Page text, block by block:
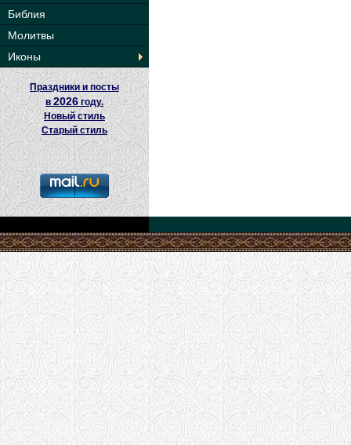
Библия
Молитвы
Иконы
Праздники и посты
в2026 году.
Новый стиль
Старый стиль